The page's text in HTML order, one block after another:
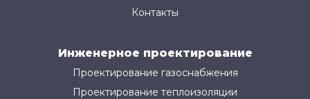
Контакты
Инженерное проектирование
Проектирование газоснабжения
Проектирование теплоизоляции